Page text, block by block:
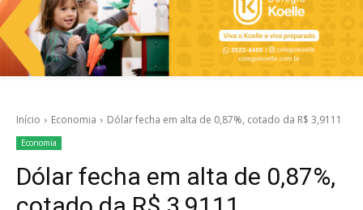
Início Economia Dólar fecha em alta de 0,87%, cotado da R$ 3,9111
Economia
Dólar fecha em alta de 0,87%,